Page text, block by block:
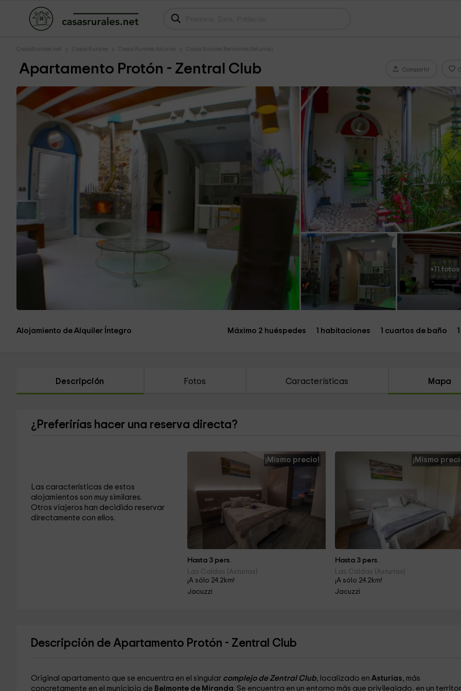
CasasRurales.net Casas Rurales Casas Rurales Asturias Casas Rurales Belmonte (Asturias)
Apartamento Protón - Zentral Club Compartir
+11 fotos
Alojamiento de Alquiler Íntegro Máximo 2 huéspedes 1 habitaciones 1 cuartos de baño
Descripción Fotos Características Mapa
¿Preferirías hacer una reserva directa?
Las características de estos
alojamientos son muy similares.
Otros viajeros han decidido reservar
directamente con ellos.
¡Mismo precio!
Hasta 3 pers.
Las Caldas (Asturias)
¡A sólo 24.2km!
Jacuzzi
¡Mismo
Hasta 3 pers.
Las Caldas (Asturias)
¡A sólo 24.2km!
Jacuzzi
Descripción de Apartamento Protón - Zentral Club
Original apartamento que se encuentra en el singular complejo de Zentral Club, localizado en Asturias, más
concretamente en el municipio de Belmonte de Miranda. Se encuentra en un entorno más que privilegiado, en un